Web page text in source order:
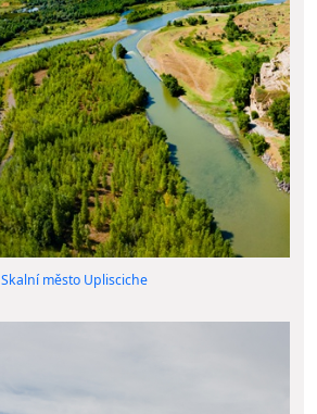
Skalní město Uplisciche